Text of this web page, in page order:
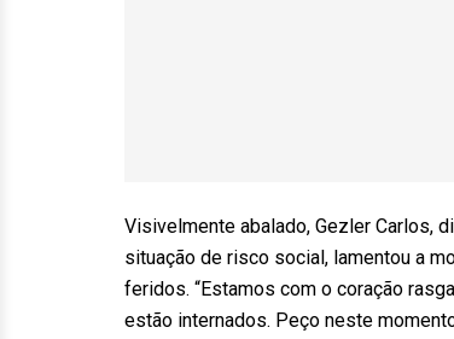
Visivelmente abalado, Gezler Carlos,
situação de risco social, lamentou a
feridos. “Estamos com o coração
estão internados. Peço neste